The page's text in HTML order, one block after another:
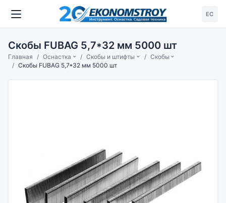
ЕС
Скобы FUBAG 5,7*32 мм 5000 шт
Главная Оснастка Скобы и штифты
Скобы
Скобы FUBAG 5,7*32 мм 5000 шт